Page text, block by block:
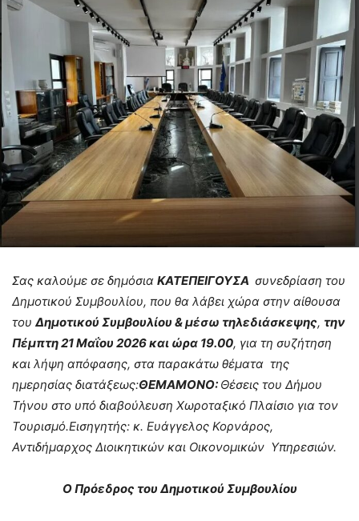
Σας καλούμε σε δημόσια ΚΑΤΕΠΕΙΓΟΥΣΑ συνεδρίαση του
Δημοτικού Συμβουλίου, που θα λάβει χώρα στην αίθουσα
του Δημοτικού Συμβουλίου & μέσω τηλεδιάσκεψης, την
Πέμπτη 21 Μαΐου 2026 και ώρα 19.00, για τη συζήτηση
και λήψη απόφασης, στα παρακάτω θέματα της
ημερησίας διατάξεως:ΘΕΜΑΜΟΝΟ: Θέσεις του Δήμου
Τήνου στο υπό διαβούλευση Χωροταξικό Πλαίσιο για τον
Τουρισμό.Εισηγητής: κ. Ευάγγελος Κορνάρος,
Αντιδήμαρχος Διοικητικών και Οικονομικών Υπηρεσιών.
Ο Πρόεδρος του Δημοτικού Συμβουλίου